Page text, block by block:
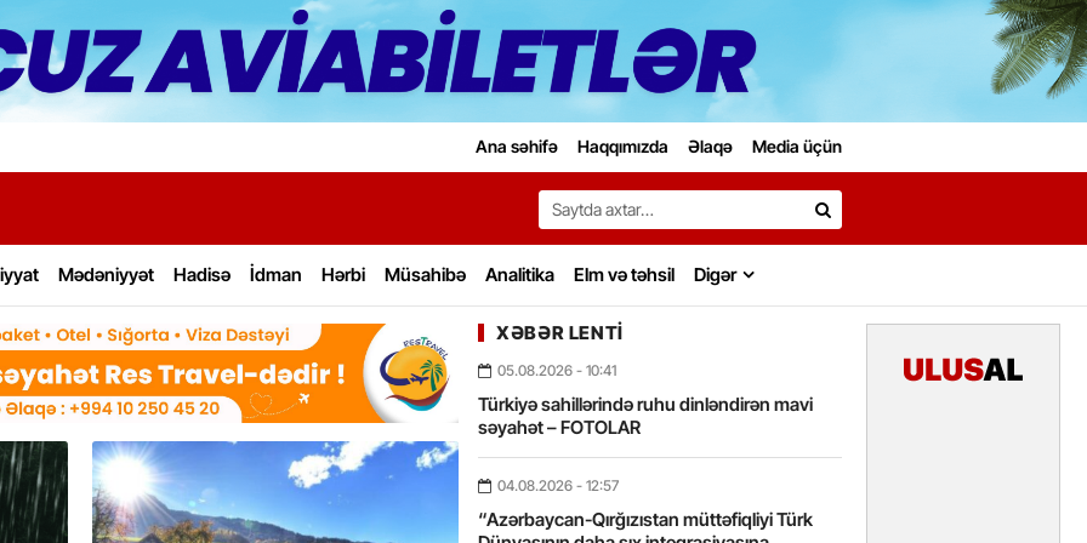
Ana səhifə Haqqımızda Əlaqə Media üçün
Search…
Mədəniyyət Hadisə İdman Hərbi Müsahibə Analitika Elm və təhsil Digər
XƏBƏR LENTI
05.08.2026 - 10:41
Türkiyə sahillərində ruhu dinləndirən mavi
səyahət – FOTOLAR
04.08.2026 - 12:57
“Azərbaycan-Qırğızıstan müttəfiqliyi Türk